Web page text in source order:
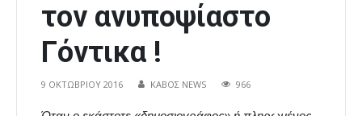
τον ανυποψίαστο
Γόντικα !
9 ΟΚΤΩΒΡΊΟΥ 2016 ΚΑΒΟΣ NEWS 966